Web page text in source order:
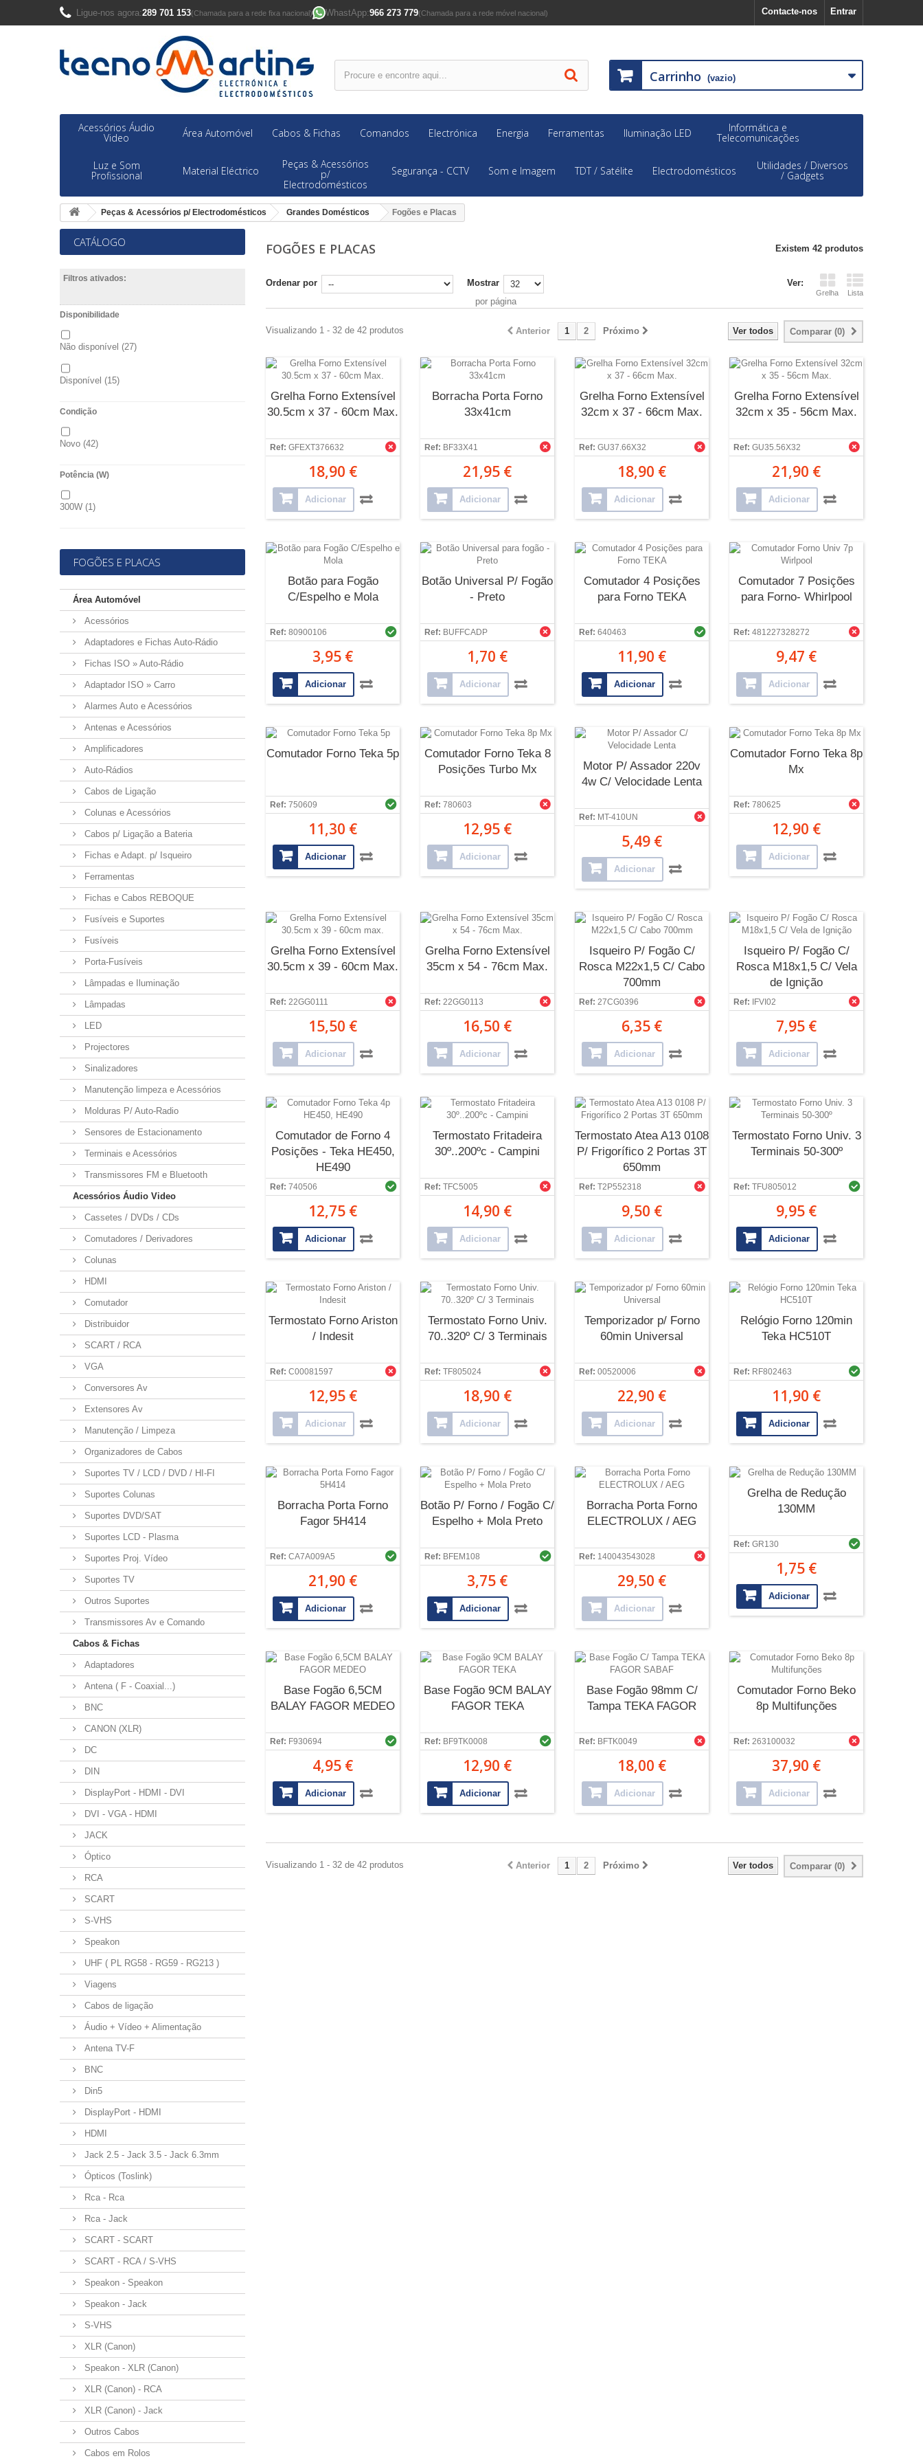
Entrar
Contacte-nos
Ligue-nos agora:289 701 153(Chamada para a rede fixa nacional) WhastApp:966 273 779(Chamada para a rede móvel nacional)
Carrinho (vazio)
Acessórios Áudio
Video Área Automóvel Cabos & Fichas Comandos Electrónica Energia Ferramentas Iluminação LED Informática e
Telecomunicações
Luz e Som
Profissional Material Eléctrico
Peças & Acessórios
p/
Electrodomésticos
Segurança - CCTV Som e Imagem TDT / Satélite Electrodomésticos Utilidades / Diversos
/ Gadgets
Peças & Acessórios p/ Electrodomésticos Grandes Domésticos Fogões e Placas
CATÁLOGO
Filtros ativados:
Disponibilidade
Não disponível (27)
Disponível (15)
Condição
Novo (42)
Potência (W)
300W (1)
FOGÕES E PLACAS
Área Automóvel
Acessórios
Adaptadores e Fichas Auto-Rádio
Fichas ISO » Auto-Rádio
Adaptador ISO » Carro
Alarmes Auto e Acessórios
Antenas e Acessórios
Amplificadores
Auto-Rádios
Cabos de Ligação
Colunas e Acessórios
Cabos p/ Ligação a Bateria
Fichas e Adapt. p/ Isqueiro
Ferramentas
Fichas e Cabos REBOQUE
Fusíveis e Suportes
Fusíveis
Porta-Fusíveis
Lâmpadas e Iluminação
Lâmpadas
LED
Projectores
Sinalizadores
Manutenção limpeza e Acessórios
Molduras P/ Auto-Radio
Sensores de Estacionamento
Terminais e Acessórios
Transmissores FM e Bluetooth
Acessórios Áudio Video
Cassetes / DVDs / CDs
Comutadores / Derivadores
Colunas
HDMI
Comutador
Distribuidor
SCART / RCA
VGA
Conversores Av
Extensores Av
Manutenção / Limpeza
Organizadores de Cabos
Suportes TV / LCD / DVD / HI-FI
Suportes Colunas
Suportes DVD/SAT
Suportes LCD - Plasma
Suportes Proj. Vídeo
Suportes TV
Outros Suportes
Transmissores Av e Comando
Cabos & Fichas
Adaptadores
Antena ( F - Coaxial...)
BNC
CANON (XLR)
DC
DIN
DisplayPort - HDMI - DVI
DVI - VGA - HDMI
JACK
Óptico
RCA
SCART
S-VHS
Speakon
UHF ( PL RG58 - RG59 - RG213 )
Viagens
Cabos de ligação
Áudio + Vídeo + Alimentação
Antena TV-F
BNC
Din5
DisplayPort - HDMI
HDMI
Jack 2.5 - Jack 3.5 - Jack 6.3mm
Ópticos (Toslink)
Rca - Rca
Rca - Jack
SCART - SCART
SCART - RCA / S-VHS
Speakon - Speakon
Speakon - Jack
S-VHS
XLR (Canon)
Speakon - XLR (Canon)
XLR (Canon) - RCA
XLR (Canon) - Jack
Outros Cabos
Cabos em Rolos
FOGÕES E PLACAS Existem 42 produtos
Ver:
Grelha Lista
Ordenar por
Mostrar
por página
Comparar (0)
Visualizando 1 - 32 de 42 produtos Ver todos
Anterior 1 2 Próximo
Grelha Forno Extensível
30.5cm x 37 - 60cm Max.
Ref: GFEXT376632
18,90 €
Adicionar
Borracha Porta Forno
33x41cm
Ref: BF33X41
21,95 €
Adicionar
Grelha Forno Extensível
32cm x 37 - 66cm Max.
Ref: GU37.66X32
18,90 €
Adicionar
Grelha Forno Extensível
32cm x 35 - 56cm Max.
Ref: GU35.56X32
21,90 €
Adicionar
Botão para Fogão
C/Espelho e Mola
Ref: 80900106
3,95 €
Adicionar
Botão Universal P/ Fogão
- Preto
Ref: BUFFCADP
1,70 €
Adicionar
Comutador 4 Posições
para Forno TEKA
Ref: 640463
11,90 €
Adicionar
Comutador 7 Posições
para Forno- Whirlpool
Ref: 481227328272
9,47 €
Adicionar
Comutador Forno Teka 5p
Ref: 750609
11,30 €
Adicionar
Comutador Forno Teka 8
Posições Turbo Mx
Ref: 780603
12,95 €
Adicionar
Motor P/ Assador 220v
4w C/ Velocidade Lenta
Ref: MT-410UN
5,49 €
Adicionar
Comutador Forno Teka 8p
Mx
Ref: 780625
12,90 €
Adicionar
Grelha Forno Extensível
30.5cm x 39 - 60cm Max.
Ref: 22GG0111
15,50 €
Adicionar
Grelha Forno Extensível
35cm x 54 - 76cm Max.
Ref: 22GG0113
16,50 €
Adicionar
Isqueiro P/ Fogão C/
Rosca M22x1,5 C/ Cabo
700mm
Ref: 27CG0396
6,35 €
Adicionar
Isqueiro P/ Fogão C/
Rosca M18x1,5 C/ Vela
de Ignição
Ref: IFVI02
7,95 €
Adicionar
Comutador de Forno 4
Posições - Teka HE450,
HE490
Ref: 740506
12,75 €
Adicionar
Termostato Fritadeira
30º..200ºc - Campini
Ref: TFC5005
14,90 €
Adicionar
Termostato Atea A13 0108
P/ Frigorífico 2 Portas 3T
650mm
Ref: T2P552318
9,50 €
Adicionar
Termostato Forno Univ. 3
Terminais 50-300º
Ref: TFU805012
9,95 €
Adicionar
Termostato Forno Ariston
/ Indesit
Ref: C00081597
12,95 €
Adicionar
Termostato Forno Univ.
70..320º C/ 3 Terminais
Ref: TF805024
18,90 €
Adicionar
Temporizador p/ Forno
60min Universal
Ref: 00520006
22,90 €
Adicionar
Relógio Forno 120min
Teka HC510T
Ref: RF802463
11,90 €
Adicionar
Borracha Porta Forno
Fagor 5H414
Ref: CA7A009A5
21,90 €
Adicionar
Botão P/ Forno / Fogão C/
Espelho + Mola Preto
Ref: BFEM108
3,75 €
Adicionar
Borracha Porta Forno
ELECTROLUX / AEG
Ref: 140043543028
29,50 €
Adicionar
Grelha de Redução
130MM
Ref: GR130
1,75 €
Adicionar
Base Fogão 6,5CM
BALAY FAGOR MEDEO
Ref: F930694
4,95 €
Adicionar
Base Fogão 9CM BALAY
FAGOR TEKA
Ref: BF9TK0008
12,90 €
Adicionar
Base Fogão 98mm C/
Tampa TEKA FAGOR
Ref: BFTK0049
18,00 €
Adicionar
Comutador Forno Beko
8p Multifunções
Ref: 263100032
37,90 €
Adicionar
Comparar (0)
Visualizando 1 - 32 de 42 produtos Ver todos
Anterior 1 2 Próximo